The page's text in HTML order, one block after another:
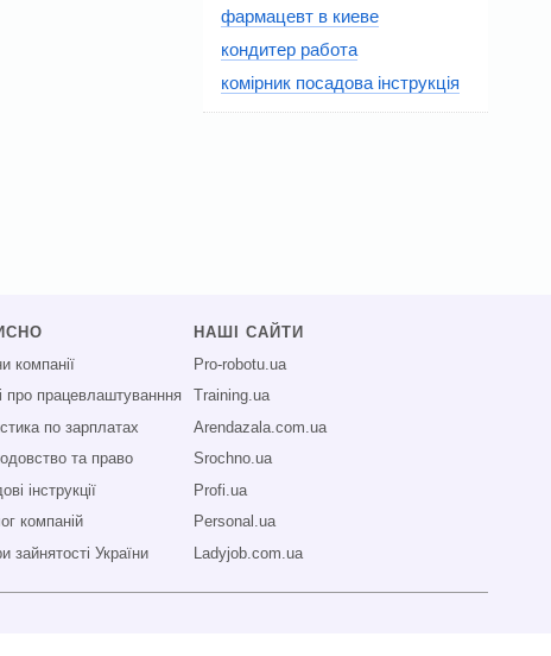
фармацевт в киеве
кондитер работа
комірник посадова інструкція
компанії
про працевлаштуванння
по зарплатах
та право
інструкції
компаній
зайнятості України
НАШІ САЙТИ
Pro-robotu.ua
Training.ua
Arendazala.com.ua
Srochno.ua
Profi.ua
Personal.ua
Ladyjob.com.ua